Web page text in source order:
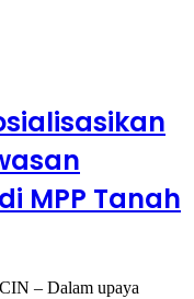
MPP Tanah
– Dalam upaya